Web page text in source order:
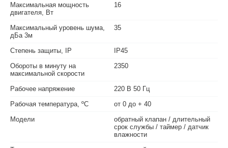
Максимальная мощность
двигателя, Вт
16
Максимальный уровень шума,
дБа 3м
35
Степень защиты, IP
IP45
Обороты в минуту на
максимальной скорости
2350
Рабочее напряжение
220 В 50 Гц
Рабочая температура, ºС
от 0 до + 40
Модели
обратный клапан / длительный
срок службы / таймер / датчик
влажности